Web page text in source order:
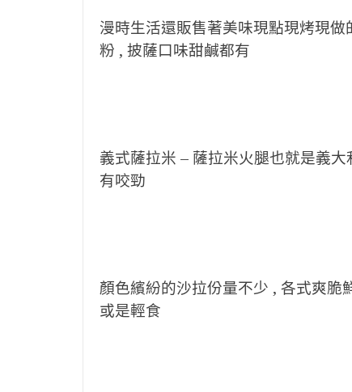
漫時生活還販售著美味現點現烤現
粉 , 披薩口味甜鹹都有
義式薩拉米 – 薩拉米火腿也就是義
有咬勁
顏色繽紛的沙拉份量不少 , 各式爽脆
或是輕食